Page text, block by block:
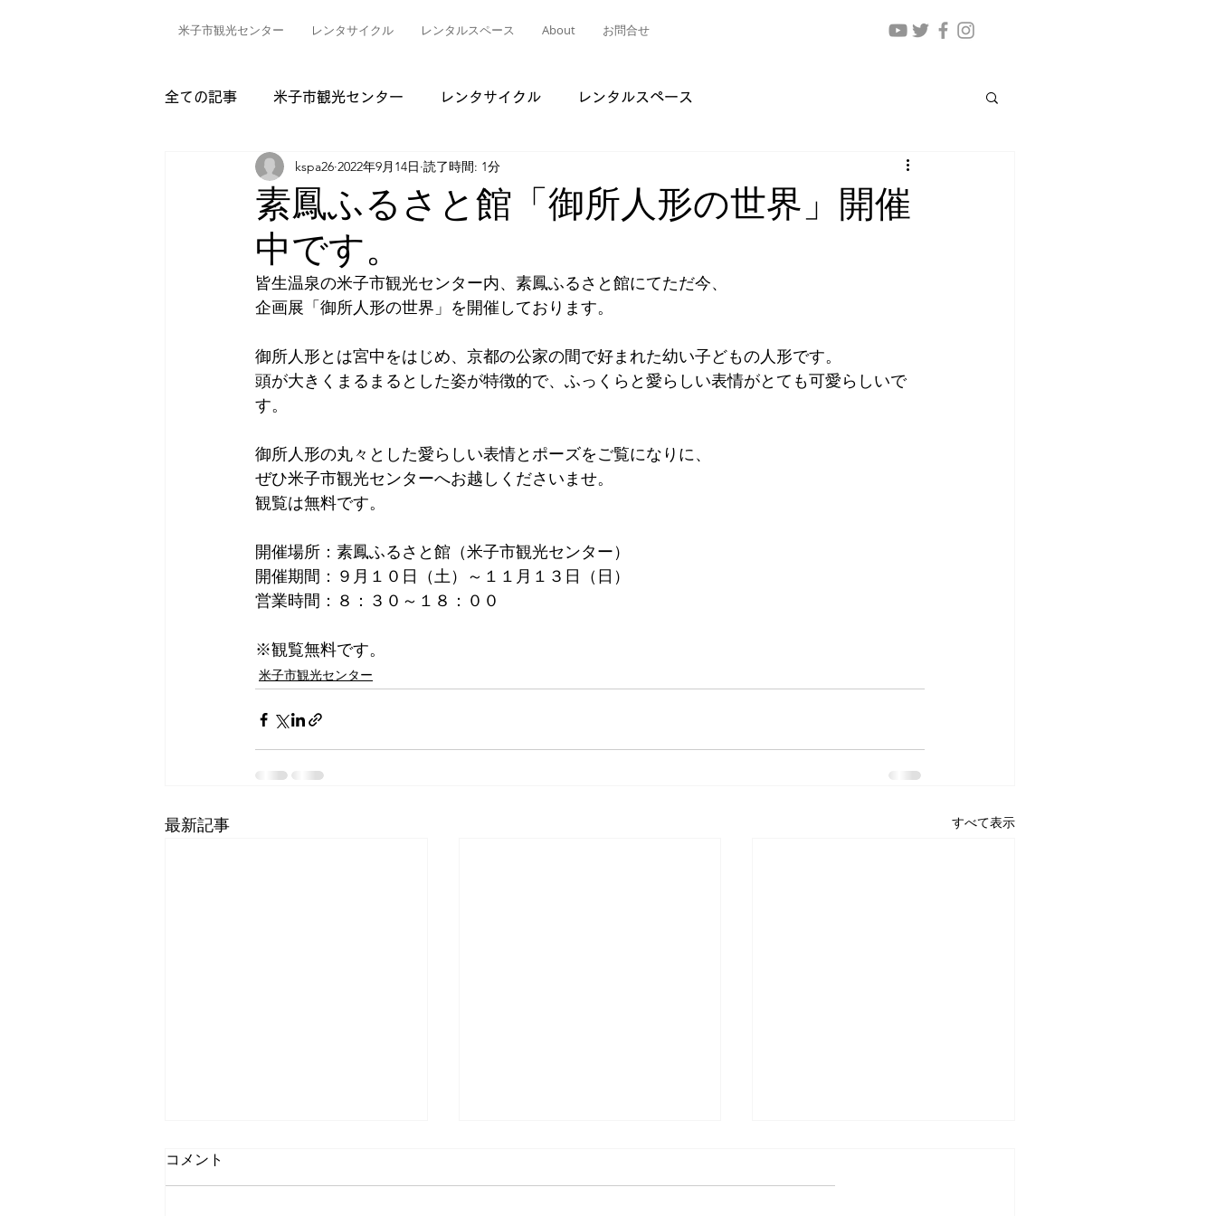
米子市観光センター レンタサイクル レンタルスペース About お問合せ
全ての記事 米子市観光センター レンタサイクル レンタルスペース
素鳳ふるさと館「御所人形の世界」開催
中です。
kspa26 2022年9月14日 読了時間: 1分
皆生温泉の米子市観光センター内、素鳳ふるさと館にてただ今、
企画展「御所人形の世界」を開催しております。
御所人形とは宮中をはじめ、京都の公家の間で好まれた幼い子どもの人形です。
頭が大きくまるまるとした姿が特徴的で、ふっくらと愛らしい表情がとても可愛らしいで
す。
御所人形の丸々とした愛らしい表情とポーズをご覧になりに、
ぜひ米子市観光センターへお越しくださいませ。
観覧は無料です。
開催場所：素鳳ふるさと館（米子市観光センター）
開催期間：９月１０日（土）～１１月１３日（日）
営業時間：８：３０～１８：００
※観覧無料です。
米子市観光センター
最新記事 すべて表示
コメント